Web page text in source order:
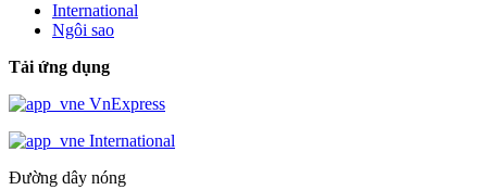
International
Ngôi sao
Tải ứng dụng
VnExpress
International
Đường dây nóng